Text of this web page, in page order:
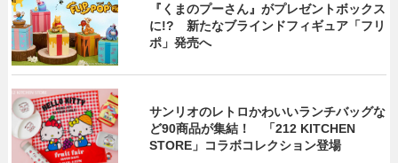
『くまのプーさん』がプレゼントボックス
に!? 新たなブラインドフィギュア「フリ
ポ」発売へ
サンリオのレトロかわいいランチバッグな
ど90商品が集結！ 「212 KITCHEN
STORE」コラボコレクション登場